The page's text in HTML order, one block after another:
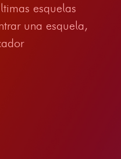
esquelas
una esquela,